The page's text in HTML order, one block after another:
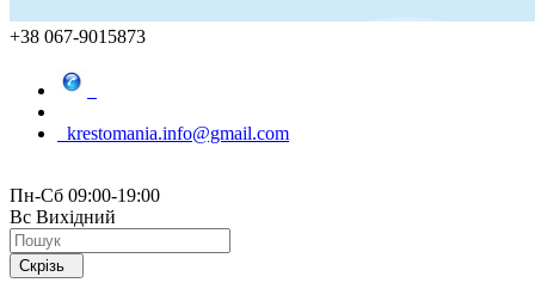
+38 067-9015873
krestomania.info@gmail.com
Пн-Сб 09:00-19:00
Вс Вихідний
Скрізь